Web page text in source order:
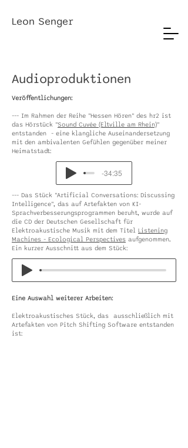
Leon Senger
Audioproduktionen
Veröffentlichungen:
--- Im Rahmen der Reihe "Hessen Hören" des hr2 ist
das Hörstück "Sound Cuvée (Eltville am Rhein)"
entstanden - eine klangliche Auseinandersetzung
mit den ambivalenten Gefühlen gegenüber meiner
Heimatstadt:
-34:35
--- Das Stück "Artificial Conversations: Discussing
Intelligence", das auf Artefakten von KI-
Sprachverbesserungsprogrammen beruht, wurde auf
die CD der Deutschen Gesellschaft für
Elektroakustische Musik mit dem Titel Listening
Machines - Ecological Perspectives aufgenommen.
Ein kurzer Ausschnitt aus dem Stück:
Eine Auswahl weiterer Arbeiten:
Elektroakustisches Stück, das ausschließlich mit
Artefakten von Pitch Shifting Software entstanden
ist: